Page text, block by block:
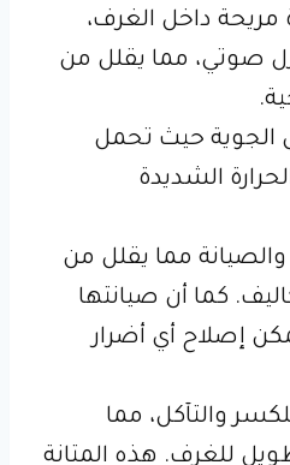
مريحة داخل الغرف،
صوتي، مما يقلل من
الجوية حيث تحمل
الشديدة
مما يقلل من
كما أن صيانتها
إصلاح أي أضرار
والتآكل، مما
للغرف. هذه المتانة